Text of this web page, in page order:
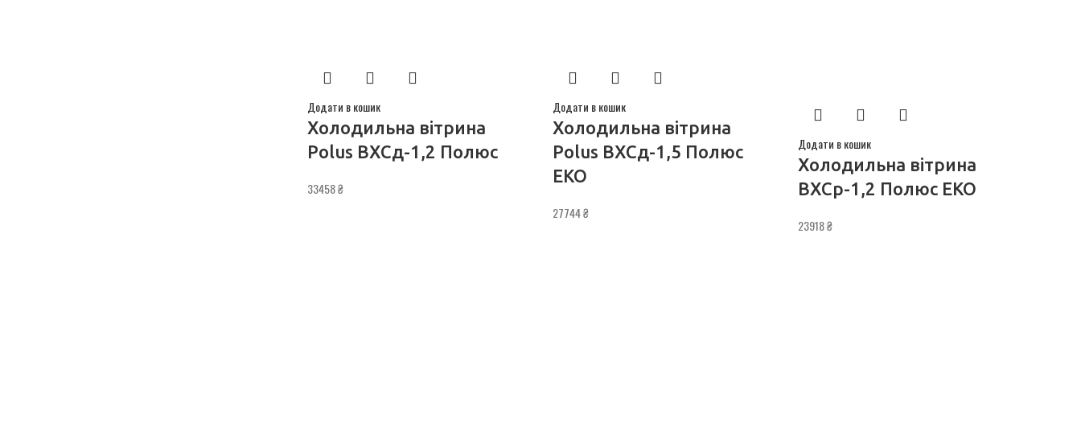
Додати в кошик
Холодильна вітрина
Polus ВХСд-1,2 Полюс
33458₴
Додати в кошик
Холодильна вітрина
Polus ВХСд-1,5 Полюс
ЕКО
27744₴
Додати в кошик
Холодильна вітрина
ВХСр-1,2 Полюс ЕКО
23918₴